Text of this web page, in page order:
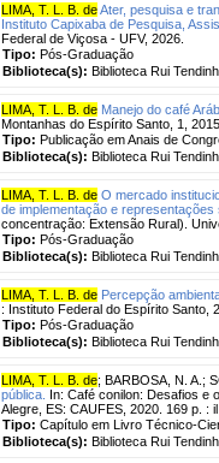
LIMA, T. L. B. deAter, pesquisa e
Instituto Capixaba de Pesquisa,
Federal de Viçosa - UFV, 2026.
Tipo: Pós-Graduação
Biblioteca(s): Biblioteca Rui
LIMA, T. L. B. de Manejo do café
Montanhas do Espírito Santo, 1,
Tipo: Publicação em Anais de
Biblioteca(s): Biblioteca Rui
LIMA, T. L. B. de O mercado
de implementação e representações
concentração: Extensão Rural).
Tipo: Pós-Graduação
Biblioteca(s): Biblioteca Rui
LIMA, T. L. B. de Percepção
: Instituto Federal do Espírito Santo,
Tipo: Pós-Graduação
Biblioteca(s): Biblioteca Rui
LIMA, T. L. B. de; BARBOSA, N. A. ;
pública. In: Café conilon: Desafios e
Alegre, ES: CAUFES, 2020. 169 p. :
Tipo: Capítulo em Livro Técnico-
Biblioteca(s): Biblioteca Rui